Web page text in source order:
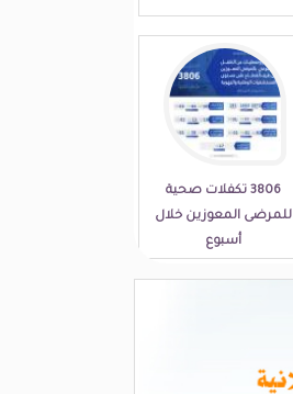
3806 تكفلات صحية
للمرضى المعوزين خلال
أسبوع